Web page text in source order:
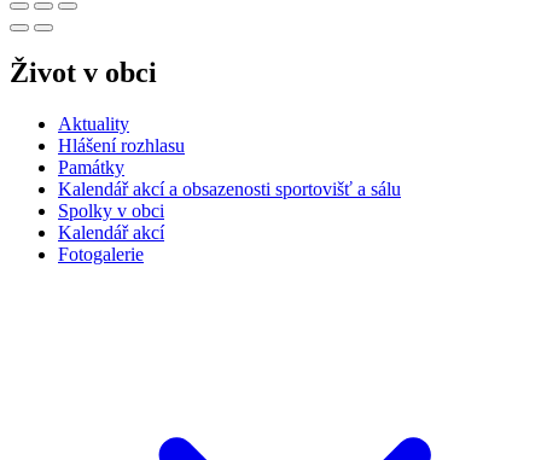
Život v obci
Aktuality
Hlášení rozhlasu
Památky
Kalendář akcí a obsazenosti sportovišť a sálu
Spolky v obci
Kalendář akcí
Fotogalerie